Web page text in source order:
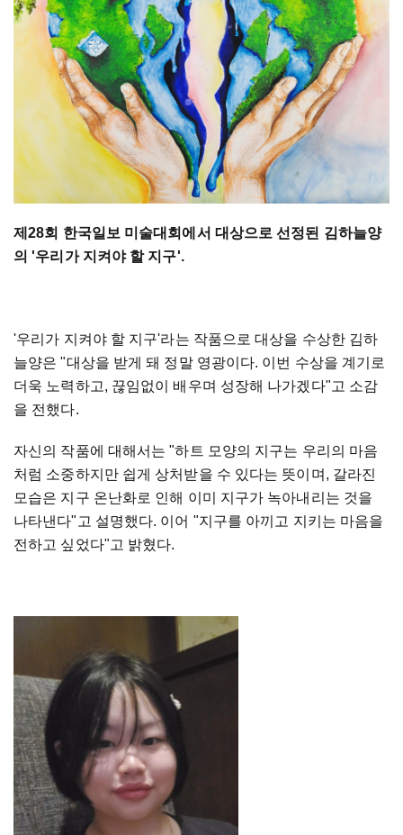
제28회 한국일보 미술대회에서 대상으로 선정된 김하늘양
의 '우리가 지켜야 할 지구'.
'우리가 지켜야 할 지구'라는 작품으로 대상을 수상한 김하
늘양은 "대상을 받게 돼 정말 영광이다. 이번 수상을 계기로
더욱 노력하고, 끊임없이 배우며 성장해 나가겠다"고 소감
을 전했다.
자신의 작품에 대해서는 "하트 모양의 지구는 우리의 마음
처럼 소중하지만 쉽게 상처받을 수 있다는 뜻이며, 갈라진
모습은 지구 온난화로 인해 이미 지구가 녹아내리는 것을
나타낸다"고 설명했다. 이어 "지구를 아끼고 지키는 마음을
전하고 싶었다"고 밝혔다.